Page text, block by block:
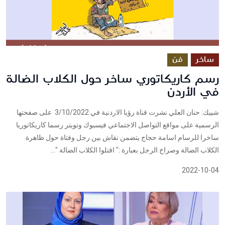
ساخر فن
رسم كاريكاتوري ساخر حول الكلاب الضالة
في الأردن
شييك: حنان العلي نشرت قناة رؤيا الاردنية في 3/10/2022 على صفحتها
الرسمية على مواقع التواصل الاجتماعي فيسبوك وتويتر رسما كاريكاتوريا
ساخرا للرسام اسامة حجاج يتضمن نقاش بين رجل وفتاة حول ظاهرة
الكلاب الضالة وصراخ الرجل بعبارة :" اقتلوا الكلاب الضالة "...
2022-10-04